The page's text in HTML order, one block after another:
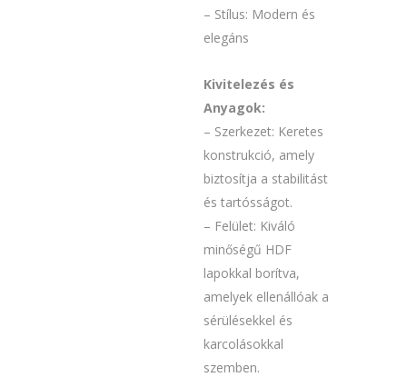
– Stílus: Modern és
elegáns
Kivitelezés és
Anyagok:
– Szerkezet: Keretes
konstrukció, amely
biztosítja a stabilitást
és tartósságot.
– Felület: Kiváló
minőségű HDF
lapokkal borítva,
amelyek ellenállóak a
sérülésekkel és
karcolásokkal
szemben.